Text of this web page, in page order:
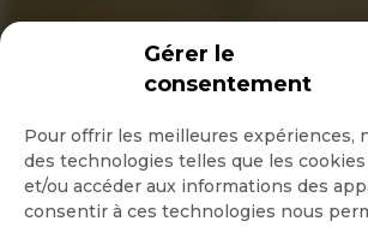
Gérer le
consentement
Pour offrir les meilleures expériences,
des technologies telles que les
et/ou accéder aux informations des
consentir à ces technologies nous
INSCRIPTION NEWSLETTER
Quotidienne